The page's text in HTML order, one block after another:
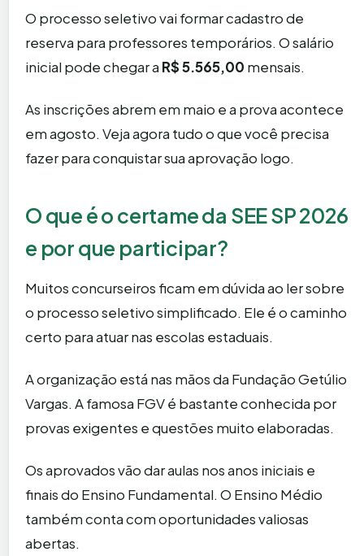
O processo seletivo vai formar cadastro de
reserva para professores temporários. O salário
inicial pode chegar a R$ 5.565,00 mensais.
As inscrições abrem em maio e a prova acontece
em agosto. Veja agora tudo o que você precisa
fazer para conquistar sua aprovação logo.
O que é o certame da SEE SP 2026
e por que participar?
Muitos concurseiros ficam em dúvida ao ler sobre
o processo seletivo simplificado. Ele é o caminho
certo para atuar nas escolas estaduais.
A organização está nas mãos da Fundação Getúlio
Vargas. A famosa FGV é bastante conhecida por
provas exigentes e questões muito elaboradas.
Os aprovados vão dar aulas nos anos iniciais e
finais do Ensino Fundamental. O Ensino Médio
também conta com oportunidades valiosas
abertas.